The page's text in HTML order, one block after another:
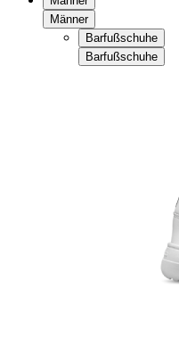
Männer
Barfußschuhe
Barfußschuhe